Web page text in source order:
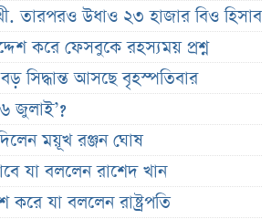
তারপরও উধাও ২৩ হাজার বিও হিসাব
করে ফেসবুকে রহস্যময় প্রশ্ন
সিদ্ধান্ত আসছে বৃহস্পতিবার
জুলাই’?
ময়ূখ রঞ্জন ঘোষ
যা বললেন রাশেদ খান
করে যা বললেন রাষ্ট্রপতি